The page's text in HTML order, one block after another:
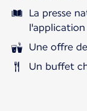
La presse
l'application
Une offre
Un buffet